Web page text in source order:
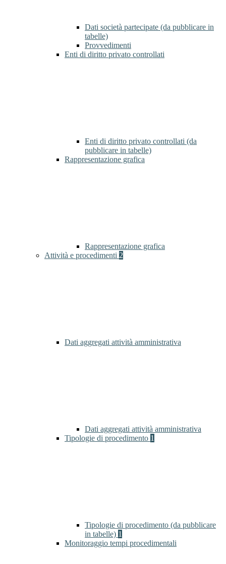
Dati società partecipate (da pubblicare in
tabelle)
Provvedimenti
Enti di diritto privato controllati
Enti di diritto privato controllati (da
pubblicare in tabelle)
Rappresentazione grafica
Rappresentazione grafica
Attività e procedimenti 2
Dati aggregati attività amministrativa
Dati aggregati attività amministrativa
Tipologie di procedimento 1
Tipologie di procedimento (da pubblicare
in tabelle) 1
Monitoraggio tempi procedimentali